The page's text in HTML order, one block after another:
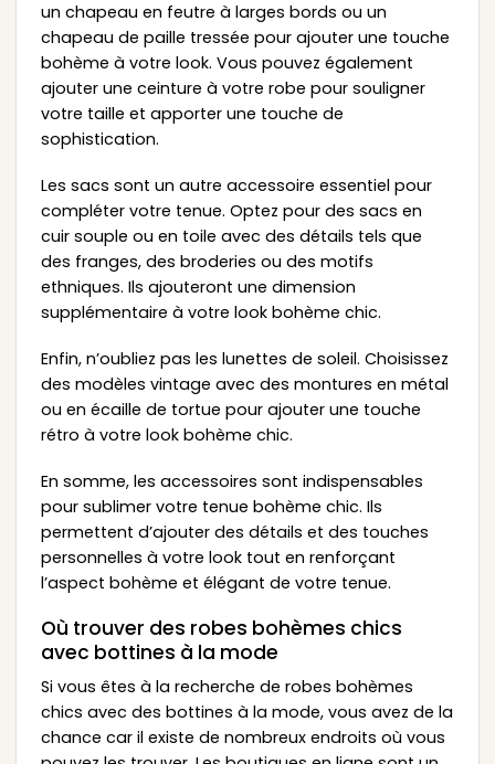
un chapeau en feutre à larges bords ou un
chapeau de paille tressée pour ajouter une touche
bohème à votre look. Vous pouvez également
ajouter une ceinture à votre robe pour souligner
votre taille et apporter une touche de
sophistication.
Les sacs sont un autre accessoire essentiel pour
compléter votre tenue. Optez pour des sacs en
cuir souple ou en toile avec des détails tels que
des franges, des broderies ou des motifs
ethniques. Ils ajouteront une dimension
supplémentaire à votre look bohème chic.
Enfin, n’oubliez pas les lunettes de soleil. Choisissez
des modèles vintage avec des montures en métal
ou en écaille de tortue pour ajouter une touche
rétro à votre look bohème chic.
En somme, les accessoires sont indispensables
pour sublimer votre tenue bohème chic. Ils
permettent d’ajouter des détails et des touches
personnelles à votre look tout en renforçant
l’aspect bohème et élégant de votre tenue.
Où trouver des robes bohèmes chics
avec bottines à la mode
Si vous êtes à la recherche de robes bohèmes
chics avec des bottines à la mode, vous avez de la
chance car il existe de nombreux endroits où vous